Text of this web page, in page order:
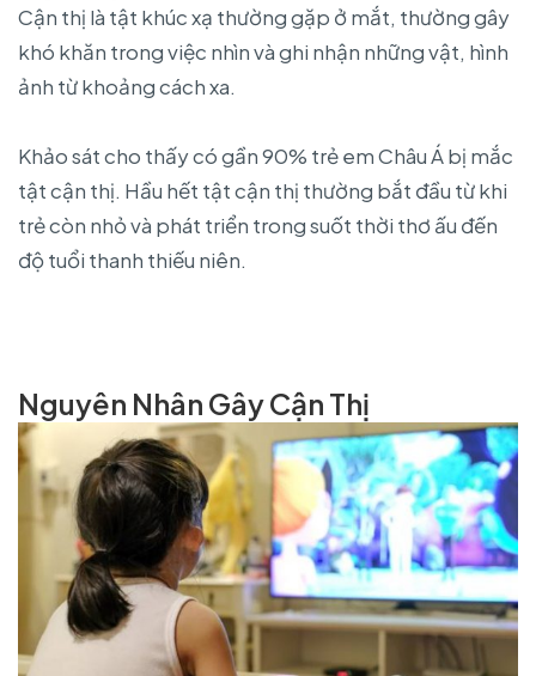
Cận thị là tật khúc xạ thường gặp ở mắt, thường gây
khó khăn trong việc nhìn và ghi nhận những vật, hình
ảnh từ khoảng cách xa.
Khảo sát cho thấy có gần 90% trẻ em Châu Á bị mắc
tật cận thị. Hầu hết tật cận thị thường bắt đầu từ khi
trẻ còn nhỏ và phát triển trong suốt thời thơ ấu đến
độ tuổi thanh thiếu niên.
Nguyên Nhân Gây Cận Thị